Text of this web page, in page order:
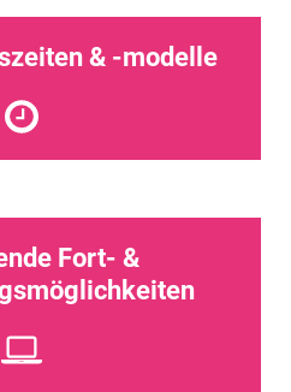
& -modelle
Fort- &